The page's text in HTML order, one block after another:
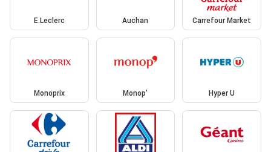
E.Leclerc Auchan Carrefour Market
Monoprix Monop' Hyper U